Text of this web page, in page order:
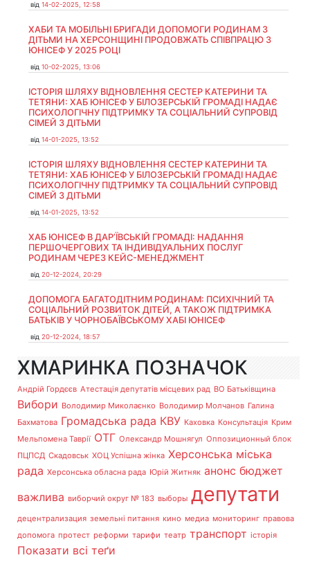
від 14-02-2025, 12:58
ХАБИ ТА МОБІЛЬНІ БРИГАДИ ДОПОМОГИ РОДИНАМ З
ДІТЬМИ НА ХЕРСОНЩИНІ ПРОДОВЖАТЬ СПІВПРАЦЮ З
ЮНІСЕФ У 2025 РОЦІ
від 10-02-2025, 13:06
ІСТОРІЯ ШЛЯХУ ВІДНОВЛЕННЯ СЕСТЕР КАТЕРИНИ ТА
ТЕТЯНИ: ХАБ ЮНІСЕФ У БІЛОЗЕРСЬКІЙ ГРОМАДІ НАДАЄ
ПСИХОЛОГІЧНУ ПІДТРИМКУ ТА СОЦІАЛЬНИЙ СУПРОВІД
СІМЕЙ З ДІТЬМИ
від 14-01-2025, 13:52
ІСТОРІЯ ШЛЯХУ ВІДНОВЛЕННЯ СЕСТЕР КАТЕРИНИ ТА
ТЕТЯНИ: ХАБ ЮНІСЕФ У БІЛОЗЕРСЬКІЙ ГРОМАДІ НАДАЄ
ПСИХОЛОГІЧНУ ПІДТРИМКУ ТА СОЦІАЛЬНИЙ СУПРОВІД
СІМЕЙ З ДІТЬМИ
від 14-01-2025, 13:52
ХАБ ЮНІСЕФ В ДАР’ЇВСЬКІЙ ГРОМАДІ: НАДАННЯ
ПЕРШОЧЕРГОВИХ ТА ІНДИВІДУАЛЬНИХ ПОСЛУГ
РОДИНАМ ЧЕРЕЗ КЕЙС-МЕНЕДЖМЕНТ
від 20-12-2024, 20:29
ДОПОМОГА БАГАТОДІТНИМ РОДИНАМ: ПСИХІЧНИЙ ТА
СОЦІАЛЬНИЙ РОЗВИТОК ДІТЕЙ, А ТАКОЖ ПІДТРИМКА
БАТЬКІВ У ЧОРНОБАЇВСЬКОМУ ХАБІ ЮНІСЕФ
від 20-12-2024, 18:57
ХМАРИНКА ПОЗНАЧОК
Андрій Гордєєв Атестація депутатів місцевих рад ВО Батьківщина
Вибори Володимир Миколаєнко Володимир Молчанов Галина
Бахматова Громадська рада КВУ Каховка Консультація Крим
Мельпомена Таврії ОТГ Олександр Мошнягул Оппозиционный блок
ПЦПСД Скадовськ ХОЦ Успішна жінка Херсонська міська
рада Херсонська обласна рада Юрій Житняк анонс бюджет
важлива виборчий округ № 183 выборы депутати
децентрализация земельні питання кино медиа мониторинг правова
допомога протест реформи тарифи театр транспорт історія
Показати всі теґи